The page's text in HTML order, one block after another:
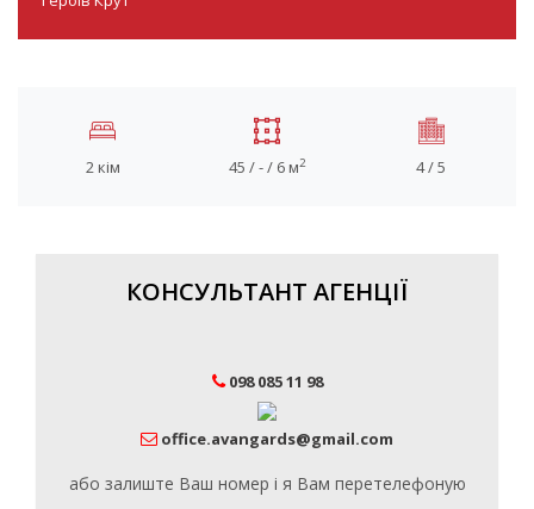
2 кім 45 / - / 6 м2 4 / 5
КОНСУЛЬТАНТ АГЕНЦІЇ
098 085 11 98
office.avangards@gmail.com
або залиште Ваш номер і я Вам перетелефоную